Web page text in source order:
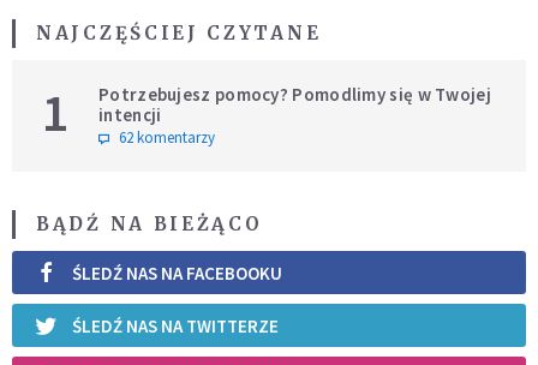
NAJCZĘŚCIEJ CZYTANE
1
Potrzebujesz pomocy? Pomodlimy się w Twojej
intencji
62 komentarzy
BĄDŹ NA BIEŻĄCO
ŚLEDŹ NAS NA FACEBOOKU
ŚLEDŹ NAS NA TWITTERZE